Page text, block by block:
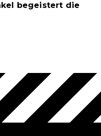
begeistert die